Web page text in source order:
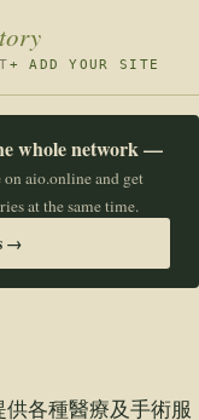
+ ADD YOUR SITE
whole network —
aio.online and get
at the same time.
→
各種醫療及手術服